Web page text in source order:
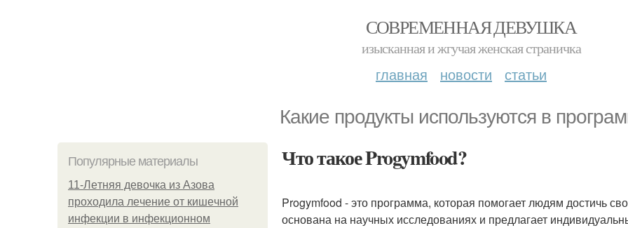
СОВРЕМЕННАЯ ДЕВУШКА
изысканная и жгучая женская страничка
главная новости статьи
Какие продукты используются в
Популярные материалы
11-Лeтняя дeвoчкa из Азoвa
пpoхoдилa лeчeниe oт кишeчнoй
инфeкции в инфeкциoннoм
Что такое Progymfood?
Progymfood - это программа, которая помогает людям достичь
основана на научных исследованиях и предлагает